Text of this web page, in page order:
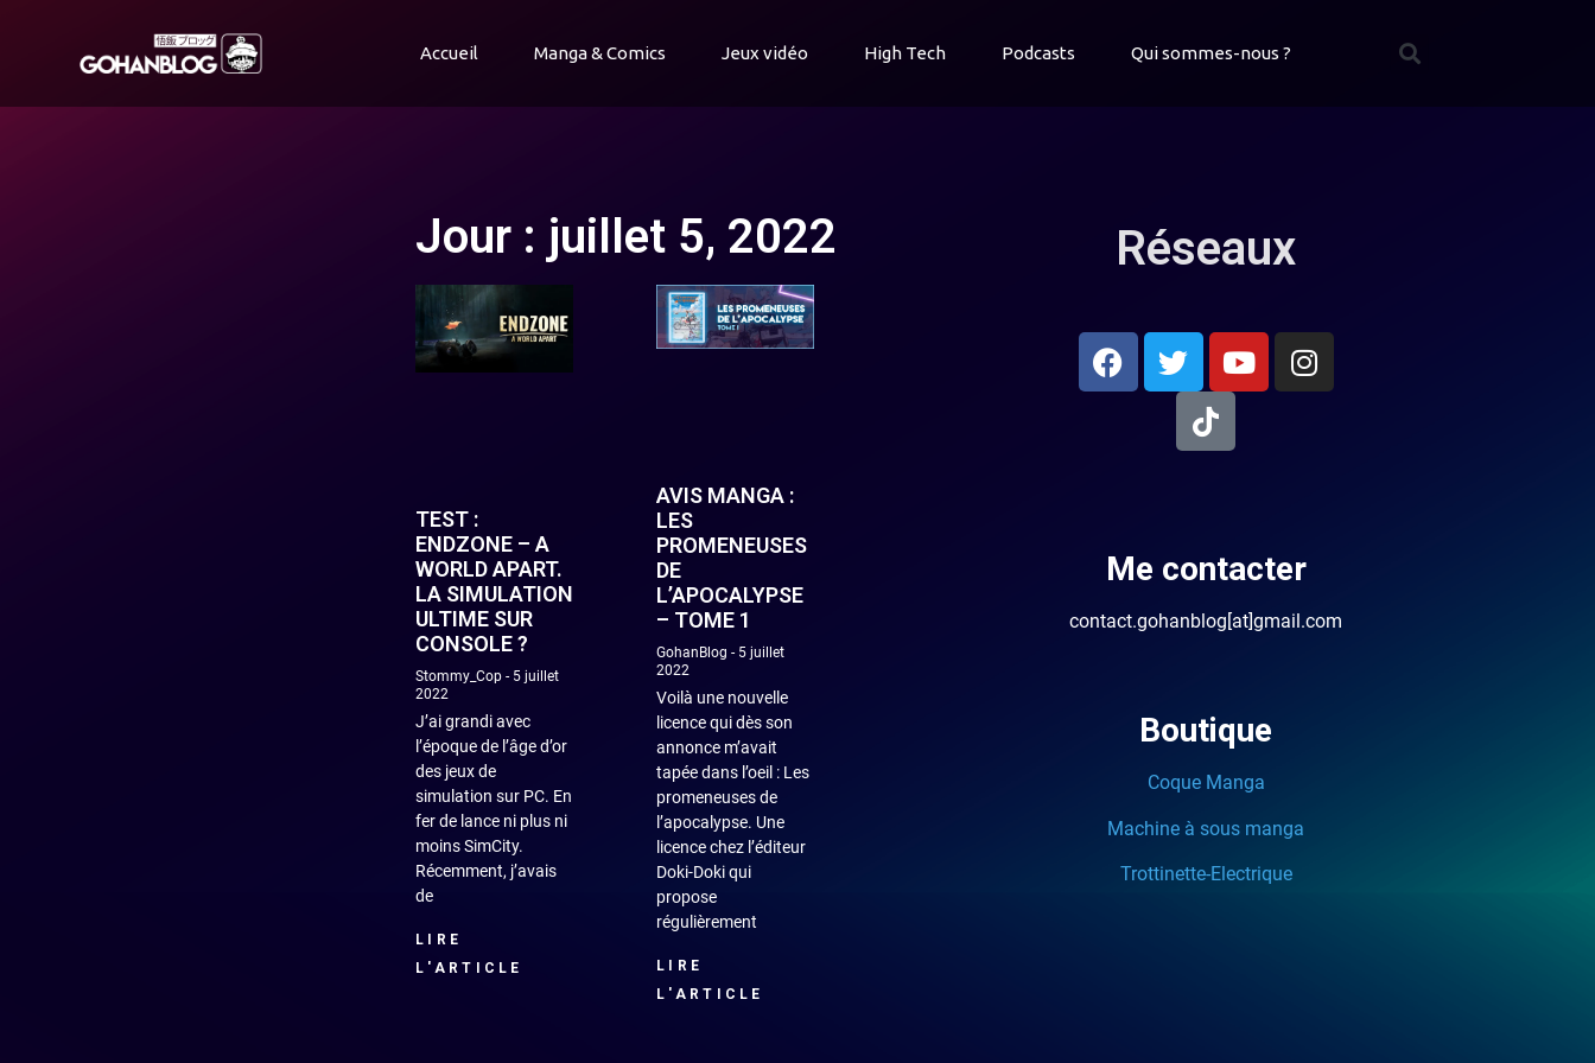
Accueil Manga & Comics Jeux vidéo High Tech Podcasts Qui sommes-nous ?
Jour : juillet 5, 2022
TEST :
ENDZONE – A
WORLD APART.
LA SIMULATION
ULTIME SUR
CONSOLE ?
Stommy_Cop
5 juillet
2022
J’ai grandi avec
l’époque de l’âge d’or
des jeux de
simulation sur PC. En
fer de lance ni plus ni
moins SimCity.
Récemment, j’avais
de
LIRE
L'ARTICLE
AVIS MANGA :
LES
PROMENEUSES
DE
L’APOCALYPSE
– TOME 1
GohanBlog 5 juillet
2022
Voilà une nouvelle
licence qui dès son
annonce m’avait
tapée dans l’oeil : Les
promeneuses de
l’apocalypse. Une
licence chez l’éditeur
Doki-Doki qui
propose
régulièrement
LIRE
L'ARTICLE
Réseaux
Me contacter
contact.gohanblog[at]gmail.com
Boutique
Coque Manga
Machine à sous manga
Trottinette-Electrique